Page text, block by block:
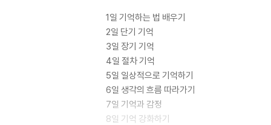
1일 기억하는 법 배우기
2일 단기 기억
3일 장기 기억
4일 절차 기억
5일 일상적으로 기억하기
6일 생각의 흐름 따라가기
7일 기억과 감정
8일 기억 강화하기